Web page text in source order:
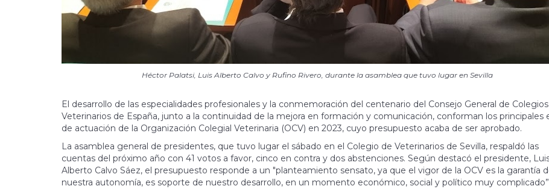
Héctor Palatsi, Luis Alberto Calvo y Rufino Rivero, durante la asamblea que tuvo lugar en Sevilla
El desarrollo de las especialidades profesionales y la conmemoración del centenario del Consejo General de Colegios
Veterinarios de España, junto a la continuidad de la mejora en formación y comunicación, conforman los principales
de actuación de la Organización Colegial Veterinaria (OCV) en 2023, cuyo presupuesto acaba de ser aprobado.
La asamblea general de presidentes, que tuvo lugar el sábado en el Colegio de Veterinarios de Sevilla, respaldó las
cuentas del próximo año con 41 votos a favor, cinco en contra y dos abstenciones. Según destacó el presidente,
Alberto Calvo Sáez, el presupuesto responde a un "planteamiento sensato, ya que el vigor de la OCV es la garantía
nuestra autonomía, es soporte de nuestro desarrollo, en un momento económico, social y político muy